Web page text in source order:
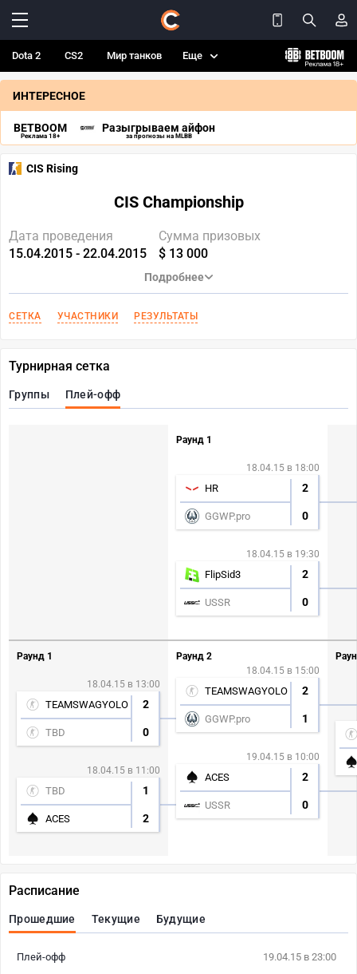
Dota 2 CS2 Мир танков Еще
ИНТЕРЕСНОЕ
BETBOOM
Реклама 18+
Разыгрываем айфон
за прогнозы на MLBB
CIS Rising
CIS Championship
Дата проведения
15.04.2015 - 22.04.2015
Сумма призовых
$ 13 000
Подробнее
СЕТКА УЧАСТНИКИ РЕЗУЛЬТАТЫ
Турнирная сетка
Группы Плей-офф
Раунд 1
18.04.15 в 18:00
HR 2
GGWP.pro 0
18.04.15 в 19:30
FlipSid3 2
USSR 0
Раунд 1
18.04.15 в 13:00
TEAMSWAGYOLO 2
TBD 0
18.04.15 в 11:00
TBD 1
ACES 2
Раунд 2
18.04.15 в 15:00
TEAMSWAGYOLO 2
GGWP.pro 1
19.04.15 в 10:00
ACES 2
USSR 0
Расписание
Прошедшие Текущие Будущие
19.04.15 в 23:00
Плей-офф